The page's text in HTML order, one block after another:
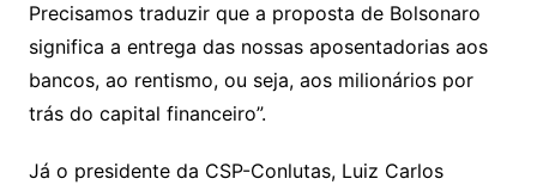
Precisamos traduzir que a proposta de Bolsonaro
significa a entrega das nossas aposentadorias aos
bancos, ao rentismo, ou seja, aos milionários por
trás do capital financeiro”.
Já o presidente da CSP-Conlutas, Luiz Carlos